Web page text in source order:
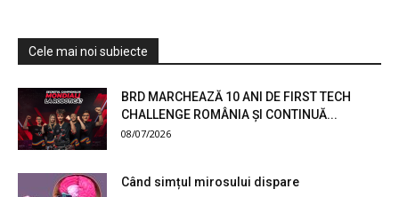
Cele mai noi subiecte
BRD MARCHEAZĂ 10 ANI DE FIRST TECH
CHALLENGE ROMÂNIA ȘI CONTINUĂ...
08/07/2026
Când simțul mirosului dispare